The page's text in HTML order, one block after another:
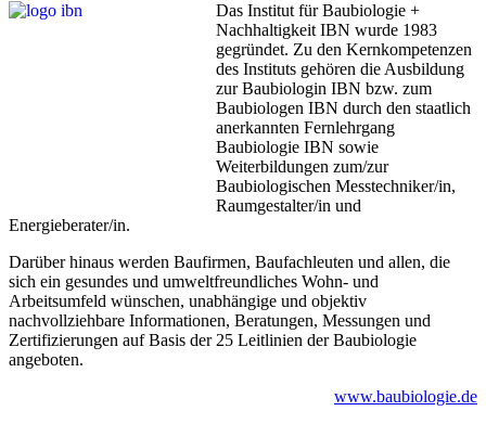
Das Institut für Baubiologie +
Nachhaltigkeit IBN wurde 1983
gegründet. Zu den Kernkompetenzen
des Instituts gehören die Ausbildung
zur Baubiologin IBN bzw. zum
Baubiologen IBN durch den staatlich
anerkannten Fernlehrgang
Baubiologie IBN sowie
Weiterbildungen zum/zur
Baubiologischen Messtechniker/in,
Raumgestalter/in und
Energieberater/in.
Darüber hinaus werden Baufirmen, Baufachleuten und allen, die
sich ein gesundes und umweltfreundliches Wohn- und
Arbeitsumfeld wünschen, unabhängige und objektiv
nachvollziehbare Informationen, Beratungen, Messungen und
Zertifizierungen auf Basis der 25 Leitlinien der Baubiologie
angeboten.
www.baubiologie.de